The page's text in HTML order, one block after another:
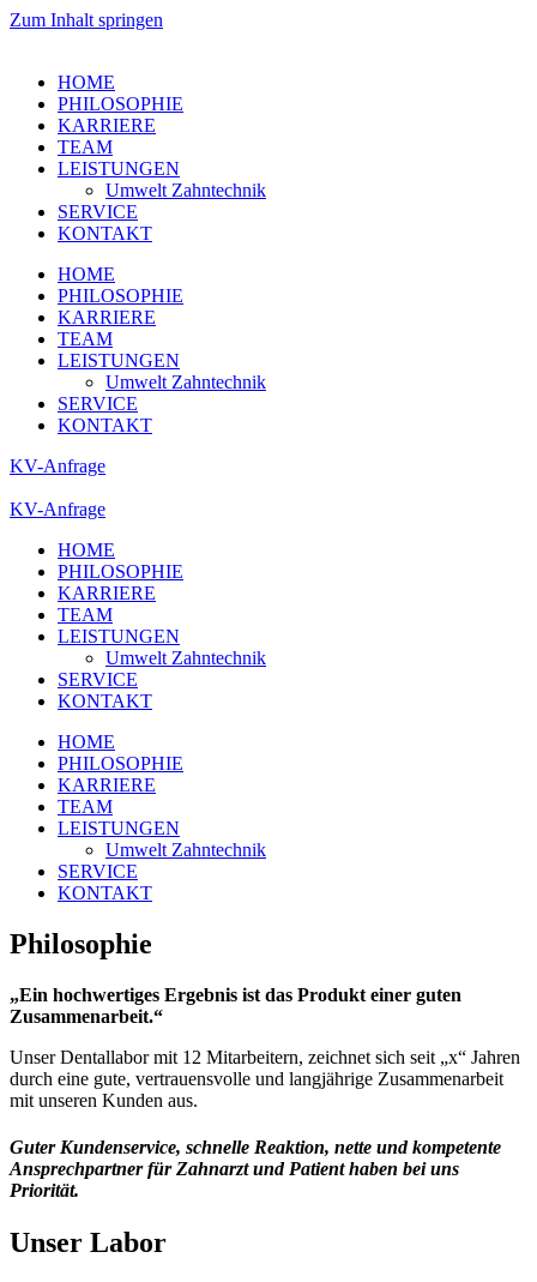
Zum Inhalt springen
HOME
PHILOSOPHIE
KARRIERE
TEAM
LEISTUNGEN
Umwelt Zahntechnik
SERVICE
KONTAKT
HOME
PHILOSOPHIE
KARRIERE
TEAM
LEISTUNGEN
Umwelt Zahntechnik
SERVICE
KONTAKT
KV-Anfrage
KV-Anfrage
HOME
PHILOSOPHIE
KARRIERE
TEAM
LEISTUNGEN
Umwelt Zahntechnik
SERVICE
KONTAKT
HOME
PHILOSOPHIE
KARRIERE
TEAM
LEISTUNGEN
Umwelt Zahntechnik
SERVICE
KONTAKT
Philosophie
„Ein hochwertiges Ergebnis ist das Produkt einer guten
Zusammenarbeit.“
Unser Dentallabor mit 12 Mitarbeitern, zeichnet sich seit „x“ Jahren
durch eine gute, vertrauensvolle und langjährige Zusammenarbeit
mit unseren Kunden aus.
Guter Kundenservice, schnelle Reaktion, nette und kompetente
Ansprechpartner für Zahnarzt und Patient haben bei uns
Priorität.
Unser Labor